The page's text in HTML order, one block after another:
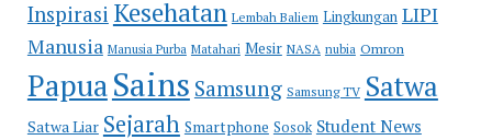
Inspirasi Kesehatan Lembah Baliem Lingkungan LIPI
Manusia Manusia Purba Matahari Mesir NASA nubia Omron
PapuaSains Samsung Samsung TV Satwa
Satwa Liar Sejarah Smartphone Sosok Student News